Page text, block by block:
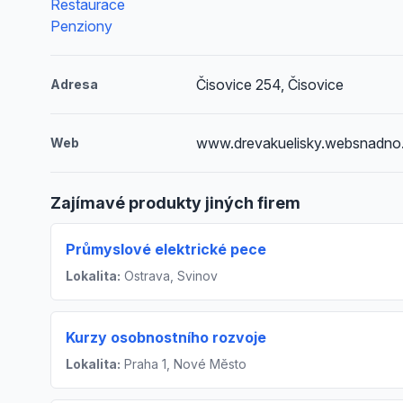
Restaurace
Penziony
Adresa Čisovice 254, Čisovice
Web
Zajímavé produkty jiných firem
Průmyslové elektrické pece
Lokalita: Ostrava, Svinov
Kurzy osobnostního rozvoje
Lokalita: Praha 1, Nové Město